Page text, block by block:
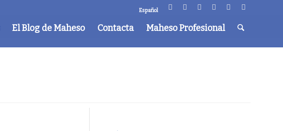
Español
El Blog de Maheso Contacta Maheso Profesional